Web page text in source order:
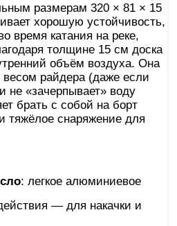
размерам 320 × 81 × 15
хорошую устойчивость,
время катания на реке,
толщине 15 см доска
объём воздуха. Она
весом райдера (даже если
не «зачерпывает» воду
брать с собой на борт
тяжёлое снаряжение для
: легкое алюминиевое
— для накачки и